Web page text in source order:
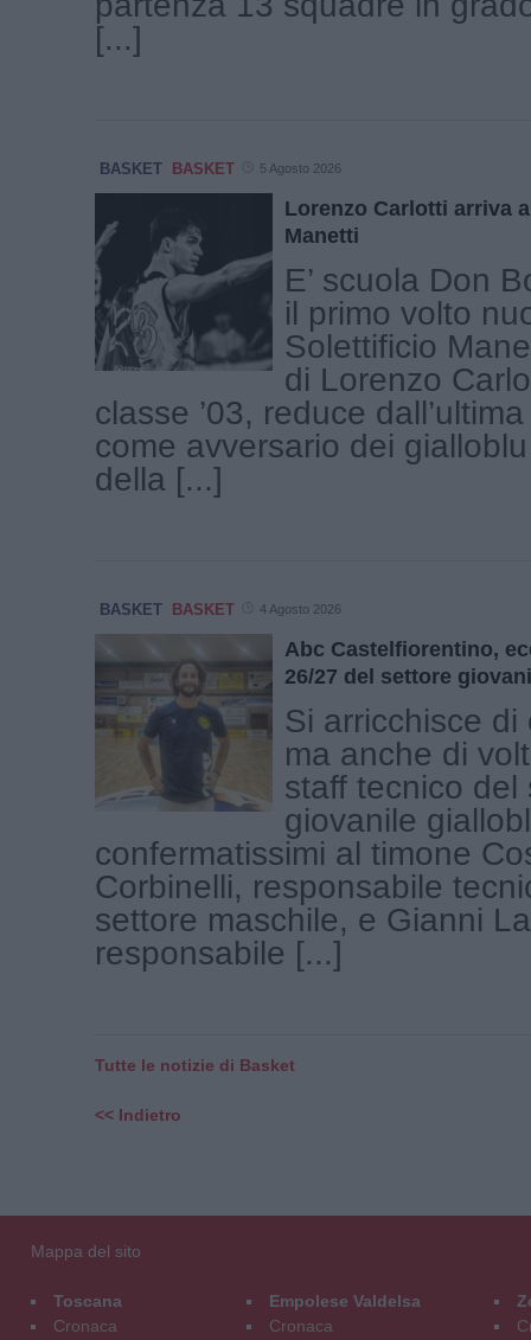
[...]
BASKET BASKET 5 Agosto 2026
Lorenzo Carlotti arriva
Manetti
E’ scuola Don
il primo volto
Solettificio
di Lorenzo
classe ’03, reduce
come avversario dei
della [...]
BASKET BASKET 4 Agosto 2026
Abc Castelfiorentino,
26/27 del settore
Si arricchisce di
ma anche di
staff tecnico del
giovanile
confermatissimi al timone
Corbinelli, responsabile
settore maschile, e Gianni
responsabile [...]
Tutte le notizie di Basket
<< Indietro
Mappa del sito
Toscana
Cronaca
Empolese Valdelsa
Cronaca